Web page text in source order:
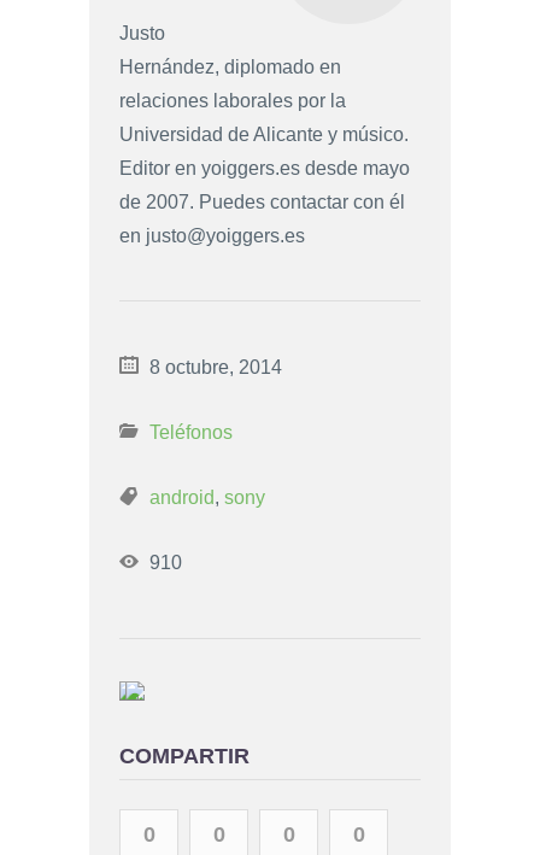
Justo
Hernández, diplomado en
relaciones laborales por la
Universidad de Alicante y músico.
Editor en yoiggers.es desde mayo
de 2007. Puedes contactar con él
en justo@yoiggers.es
8 octubre, 2014
Teléfonos
android, sony
910
COMPARTIR
0 0 0 0